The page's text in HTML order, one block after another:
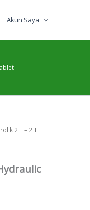
Akun Saya
2 T – 2 T